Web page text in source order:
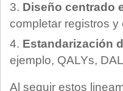
Diseño centrado
completar registros
Estandarización
ejemplo, QALYs,
Al seguir estos